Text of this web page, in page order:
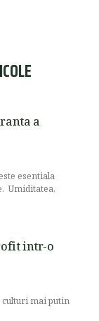
a
esentiala
Umiditatea,
intr-o
mai putin